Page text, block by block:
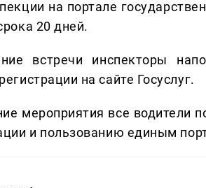
на портале
20 дней.
встречи инспекторы
на сайте Госуслуг.
мероприятия все водители
и пользованию единым